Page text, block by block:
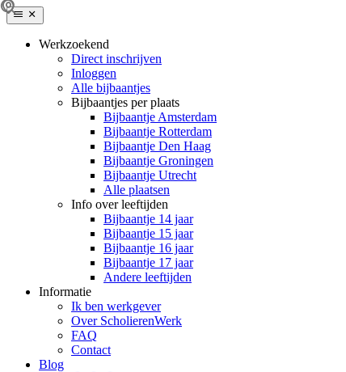
Werkzoekend
Direct inschrijven
Inloggen
Alle bijbaantjes
Bijbaantjes per plaats
Bijbaantje Amsterdam
Bijbaantje Rotterdam
Bijbaantje Den Haag
Bijbaantje Groningen
Bijbaantje Utrecht
Alle plaatsen
Info over leeftijden
Bijbaantje 14 jaar
Bijbaantje 15 jaar
Bijbaantje 16 jaar
Bijbaantje 17 jaar
Andere leeftijden
Informatie
Ik ben werkgever
Over ScholierenWerk
FAQ
Contact
Blog